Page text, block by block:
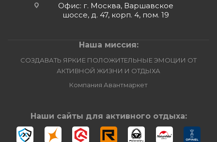
Офис: г. Москва, Варшавское
шоссе, д. 47, корп. 4, пом. 19
Наша миссия:
СОЗДАВАТЬ ЯРКИЕ ПОЛОЖИТЕЛЬНЫЕ ЭМОЦИИ ОТ
АКТИВНОЙ ЖИЗНИ И ОТДЫХА
Компания Авантмаркет
Наши сайты для активного отдыха: